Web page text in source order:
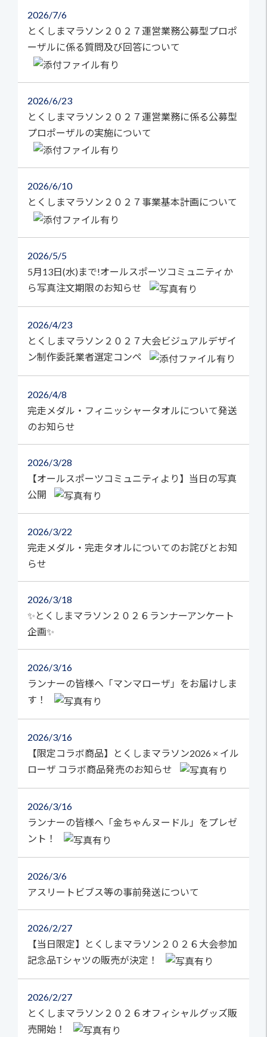
2026 7/6
とくしまマラソン２０２７運営業務公募型プロポ
ーザルに係る質問及び回答について
2026 6/23
とくしまマラソン２０２７運営業務に係る公募型
プロポーザルの実施について
2026 6/10
とくしまマラソン２０２７事業基本計画について
2026 5/5
5月13日(水)まで!オールスポーツコミュニティか
ら写真注文期限のお知らせ
2026 4/23
とくしまマラソン２０２７大会ビジュアルデザイ
ン制作委託業者選定コンペ
2026 4/8
完走メダル・フィニッシャータオルについて発送
のお知らせ
2026 3/28
【オールスポーツコミュニティより】当日の写真
公開
2026 3/22
完走メダル・完走タオルについてのお詫びとお知
らせ
2026 3/18
✨とくしまマラソン２０２６ランナーアンケート
企画✨
2026 3/16
ランナーの皆様へ「マンマローザ」をお届けしま
す！
2026 3/16
【限定コラボ商品】とくしまマラソン2026 × イル
ローザ コラボ商品発売のお知らせ
2026 3/16
ランナーの皆様へ「金ちゃんヌードル」をプレゼ
ント！
2026 3/6
アスリートビブス等の事前発送について
2026 2/27
【当日限定】とくしまマラソン２０２６大会参加
記念品Tシャツの販売が決定！
2026 2/27
とくしまマラソン２０２６オフィシャルグッズ販
売開始！